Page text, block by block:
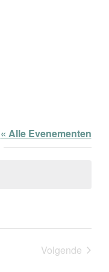
« Alle Evenementen
Volgende